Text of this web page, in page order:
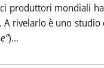
produttori mondiali
rivelarlo è uno studio
)...